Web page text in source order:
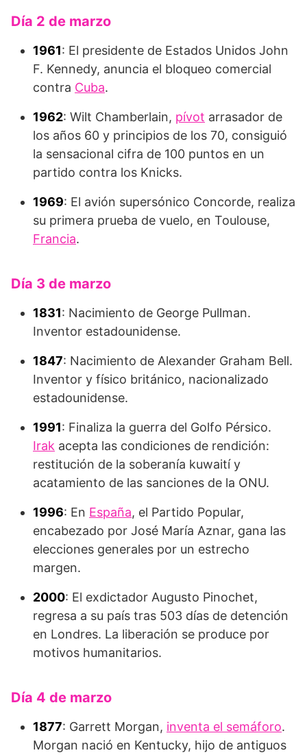
Día 2 de marzo
1961: El presidente de Estados Unidos John
F. Kennedy, anuncia el bloqueo comercial
contra Cuba.
1962: Wilt Chamberlain, pívot arrasador de
los años 60 y principios de los 70, consiguió
la sensacional cifra de 100 puntos en un
partido contra los Knicks.
1969: El avión supersónico Concorde, realiza
su primera prueba de vuelo, en Toulouse,
Francia.
Día 3 de marzo
1831: Nacimiento de George Pullman.
Inventor estadounidense.
1847: Nacimiento de Alexander Graham Bell.
Inventor y físico británico, nacionalizado
estadounidense.
1991: Finaliza la guerra del Golfo Pérsico.
Irak acepta las condiciones de rendición:
restitución de la soberanía kuwaití y
acatamiento de las sanciones de la ONU.
1996: En España, el Partido Popular,
encabezado por José María Aznar, gana las
elecciones generales por un estrecho
margen.
2000: El exdictador Augusto Pinochet,
regresa a su país tras 503 días de detención
en Londres. La liberación se produce por
motivos humanitarios.
Día 4 de marzo
1877: Garrett Morgan, inventa el semáforo.
Morgan nació en Kentucky, hijo de antiguos